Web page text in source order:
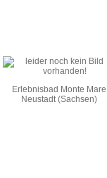
Erlebnisbad Monte Mare
Neustadt (Sachsen)